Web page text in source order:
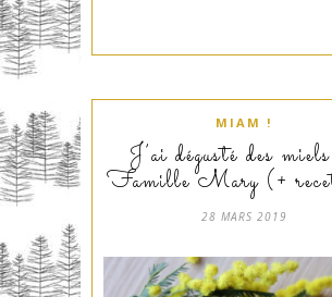
MIAM !
J’ai dégusté des
Famille Mary (+
28 MARS 2019